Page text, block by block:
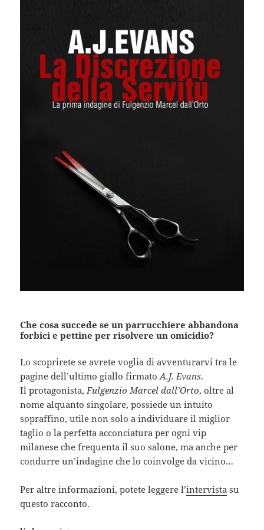
Che cosa succede se un parrucchiere abbandona
forbici e pettine per risolvere un omicidio?
Lo scoprirete se avrete voglia di avventurarvi tra le
pagine dell’ultimo giallo firmatoA.J. Evans.
Il protagonista,Fulgenzio Marcel dall’Orto, oltre al
nome alquanto singolare, possiede un intuito
sopraffino, utile non solo a individuare il miglior
taglio o la perfetta acconciatura per ogni vip
milanese che frequenta il suo salone, ma anche per
condurre un’indagine che lo coinvolge da vicino…
Per altre informazioni, potete leggere l’intervista su
questo racconto.